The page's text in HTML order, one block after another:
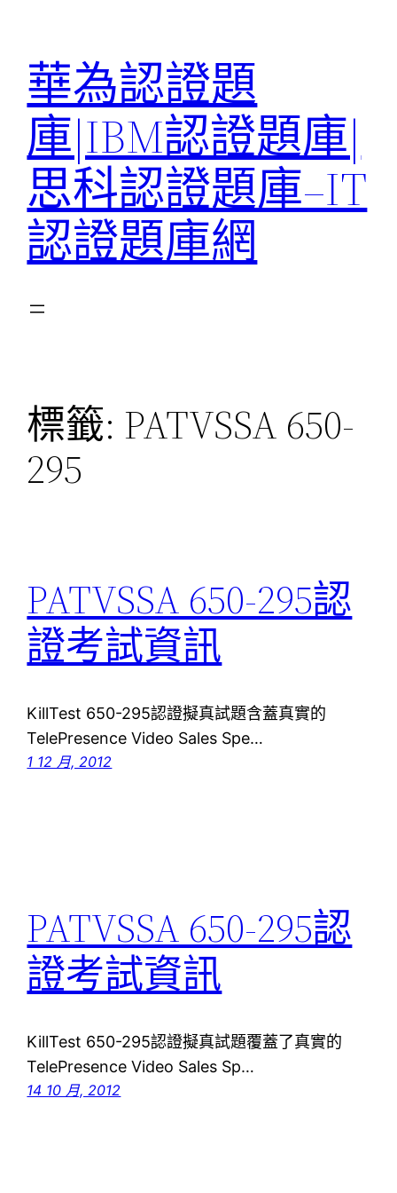
華為認證題
庫|IBM認證題庫|
思科認證題庫–IT
認證題庫網
標籤: PATVSSA 650-
295
PATVSSA 650-295認
證考試資訊
KillTest 650-295認證擬真試題含蓋真實的
TelePresence Video Sales Spe…
1 12 月, 2012
PATVSSA 650-295認
證考試資訊
KillTest 650-295認證擬真試題覆蓋了真實的
TelePresence Video Sales Sp…
14 10 月, 2012